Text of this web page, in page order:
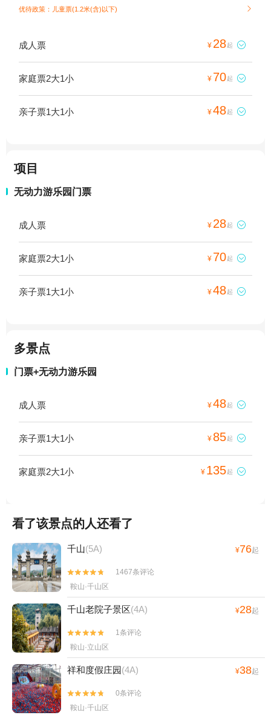
优待政策：儿童票(1.2米(含)以下) 
成人票 ¥ 28起 
家庭票2大1小 ¥ 70起 
亲子票1大1小 ¥48起 
项目
无动力游乐园门票
成人票 ¥ 28起 
家庭票2大1小 ¥ 70起 
亲子票1大1小 ¥48起 
多景点
门票+无动力游乐园
成人票 ¥48起 
亲子票1大1小 ¥ 85起 
家庭票2大1小 ¥ 135起 
看了该景点的人还看了
千山(5A) ¥76起


1467条评论
鞍山·千山区
千山老院子景区(4A) ¥28起


1条评论
鞍山·立山区
祥和度假庄园(4A) ¥38起


0条评论
鞍山·千山区